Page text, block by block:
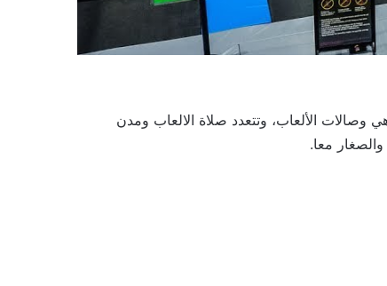
وصالات الألعاب، وتتعدد صلاة الالعاب ومدن
معا.